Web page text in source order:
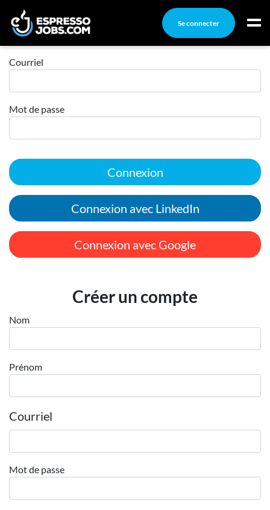
Se connecter
Connexion
Emplois
Ma boîte à outils
Conseils carrière
Nos chroniques
Inscrivez-vous à l'infolettre
Publiez une offre d'emploi
Connexion
Courriel
Mot de passe
Connexion
Connexion avec LinkedIn
Connexion avec Google
Créer un compte
Nom
Prénom
Courriel
Mot de passe